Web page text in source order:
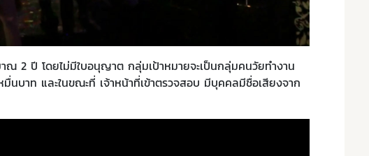
ณ 2 ปี โดยไม่มีใบอนุญาต กลุ่มเป้าหมายจะเป็นกลุ่มคนวัยทำงาน
มื่นบาท และในขณะที่ เจ้าหน้าที่เข้าตรวจสอบ มีบุคคลมีชื่อเสียงจาก